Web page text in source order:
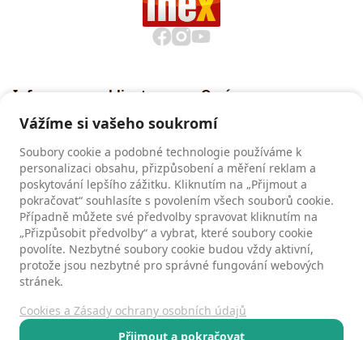
Informace pro klienty
podmínky CK INEX
Pojištění CK INEX
Zásady a informace o
zpracování osobních údajů
O nás
Recenze
Recenze našich klientů
Kontakty
Všeobecné smluvní podmínky
Vážíme si vašeho soukromí
Soubory cookie a podobné technologie používáme k
personalizaci obsahu, přizpůsobení a měření reklam a
poskytování lepšího zážitku. Kliknutím na „Přijmout a
pokračovat“ souhlasíte s povolením všech souborů cookie.
Případně můžete své předvolby spravovat kliknutím na
„Přizpůsobit předvolby“ a vybrat, které soubory cookie
povolíte. Nezbytné soubory cookie budou vždy aktivní,
protože jsou nezbytné pro správné fungování webových
stránek.
Cookies a Zásady ochrany osobních údajů
Přijmout a pokračovat